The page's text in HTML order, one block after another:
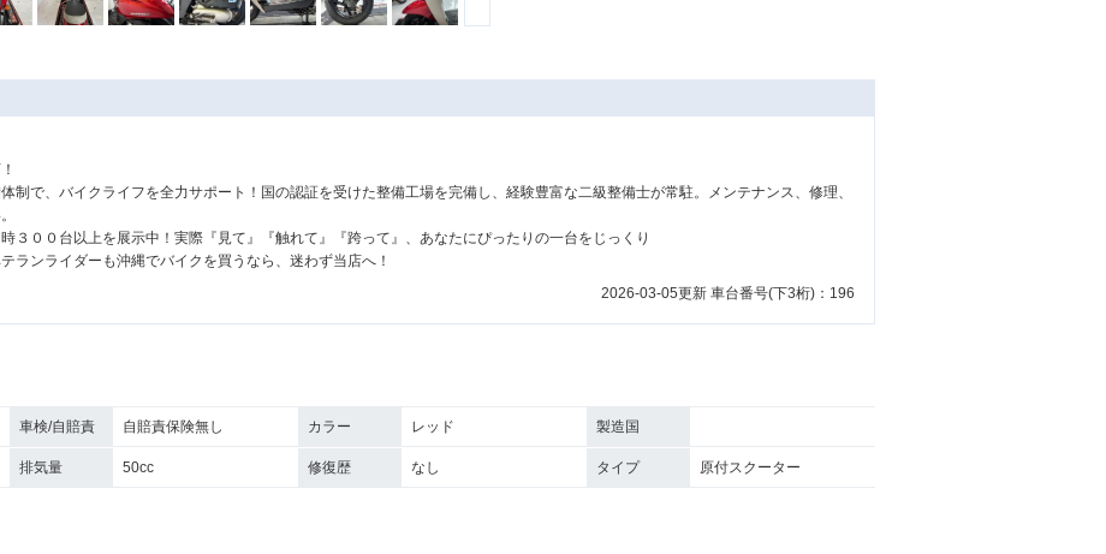
制で、バイクライフを全力サポート！国の認証を受けた整備工場を完備し、経験豊富な二級整備士が常駐。メンテナンス、修理、
３００台以上を展示中！実際『見て』『触れて』『跨って』、あなたにぴったりの一台をじっくり
ランライダーも沖縄でバイクを買うなら、迷わず当店へ！
2026-03-05更新 車台番号(下3桁)：196
車検/自賠責 自賠責保険無し カラー レッド 製造国
排気量 50cc 修復歴 なし タイプ 原付スクーター